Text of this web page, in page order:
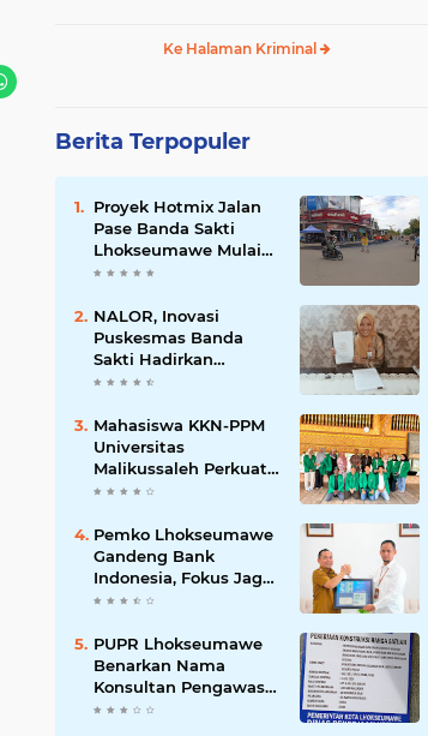
Ke Halaman Kriminal
Berita Terpopuler
Proyek Hotmix Jalan
Pase Banda Sakti
Lhokseumawe Mulai
Dikerjakan,
Positif Program
Pemerintah
NALOR, Inovasi
Puskesmas Banda
Sakti Hadirkan
Layanan Kesehatan
Lorong Warga
Mahasiswa KKN-PPM
Universitas
Malikussaleh Perkuat
UMKM Gampong
Program
Pemberdayaan
Ekonomi
Pemko Lhokseumawe
Gandeng Bank
Indonesia, Fokus Jaga
Inflasi dan Perkuat
PUPR Lhokseumawe
Benarkan Nama
Konsultan Pengawas
Tak Dicantumkan di